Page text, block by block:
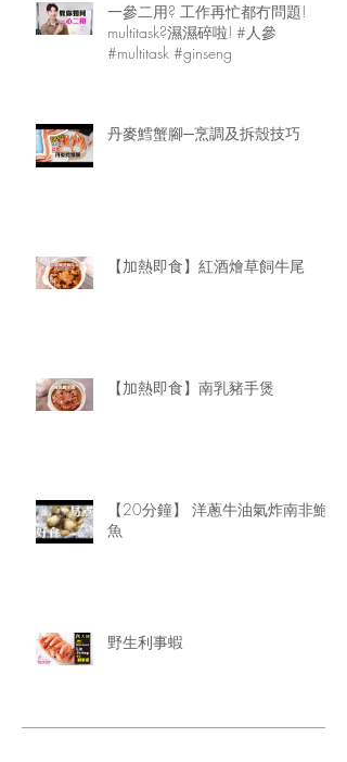
一參二用? 工作再忙都冇問題!
multitask?濕濕碎啦! #人參
#multitask #ginseng
丹麥鱈蟹腳─烹調及拆殼技巧
【加熱即食】紅酒燴草飼牛尾
【加熱即食】南乳豬手煲
【20分鐘】 洋蔥牛油氣炸南非鮑
魚
野生利事蝦